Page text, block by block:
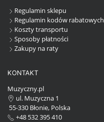
Regulamin sklepu
Regulamin kodów rabatowych
Koszty transportu
Sposoby płatności
Zakupy na raty
KONTAKT
Muzyczny.pl
ul. Muzyczna 1
55-330 Błonie, Polska
+48 532 395 410